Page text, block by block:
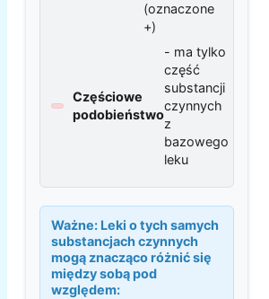
(oznaczone
+)
Częściowe
podobieństwo
- ma tylko
część
substancji
czynnych
z
bazowego
leku
Ważne: Leki o tych samych
substancjach czynnych
mogą znacząco różnić się
między sobą pod
względem: